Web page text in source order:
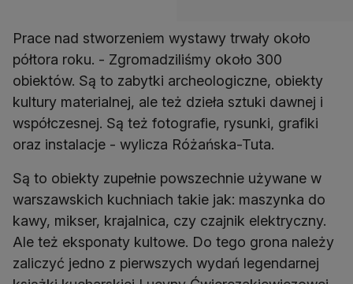
Prace nad stworzeniem wystawy trwały około
półtora roku. - Zgromadziliśmy około 300
obiektów. Są to zabytki archeologiczne, obiekty
kultury materialnej, ale też dzieła sztuki dawnej i
współczesnej. Są też fotografie, rysunki, grafiki
oraz instalacje - wylicza Różańska-Tuta.
Są to obiekty zupełnie powszechnie używane w
warszawskich kuchniach takie jak: maszynka do
kawy, mikser, krajalnica, czy czajnik elektryczny.
Ale też eksponaty kultowe. Do tego grona należy
zaliczyć jedno z pierwszych wydań legendarnej